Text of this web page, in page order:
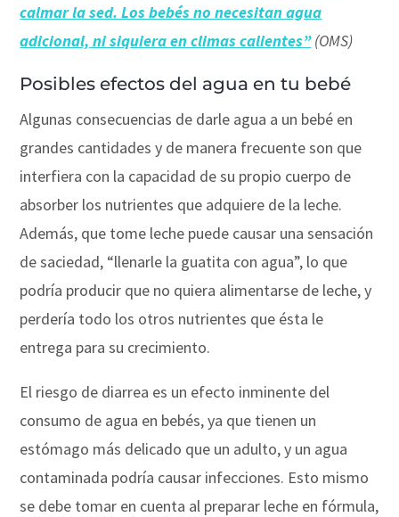
calmar la sed. Los bebés no necesitan agua
adicional, ni siquiera en climas calientes”(OMS)
Posibles efectos del agua en tu bebé
Algunas consecuencias de darle agua a un bebé en
grandes cantidades y de manera frecuente son que
interfiera con la capacidad de su propio cuerpo de
absorber los nutrientes que adquiere de la leche.
Además, que tome leche puede causar una sensación
de saciedad, “llenarle la guatita con agua”, lo que
podría producir que no quiera alimentarse de leche, y
perdería todo los otros nutrientes que ésta le
entrega para su crecimiento.
El riesgo de diarrea es un efecto inminente del
consumo de agua en bebés, ya que tienen un
estómago más delicado que un adulto, y un agua
contaminada podría causar infecciones. Esto mismo
se debe tomar en cuenta al preparar leche en fórmula,